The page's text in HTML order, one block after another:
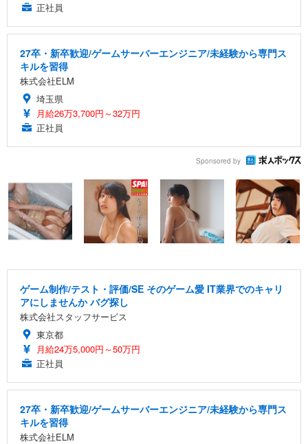
正社員
27卒・新卒歓迎/ゲームサーバーエンジニア/未経験から専門ス
キルを習得
株式会社ELM
埼玉県
月給26万3,700円～32万円
正社員
Sponsored by
ゲーム制作/テスト・評価/SE そのゲーム愛 IT業界でのキャリ
アにしませんか バグ探し
株式会社スタッフサービス
東京都
月給24万5,000円～50万円
正社員
27卒・新卒歓迎/ゲームサーバーエンジニア/未経験から専門ス
キルを習得
株式会社ELM